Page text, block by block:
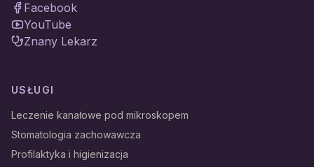
Facebook
YouTube
Znany Lekarz
USŁUGI
Leczenie kanałowe pod mikroskopem
Stomatologia zachowawcza
Profilaktyka i higienizacja